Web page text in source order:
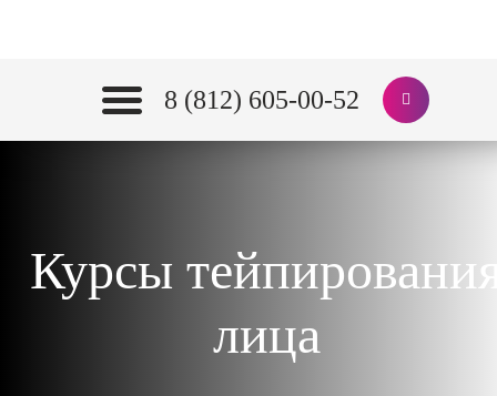
8 (812) 605-00-52
Курсы
лица